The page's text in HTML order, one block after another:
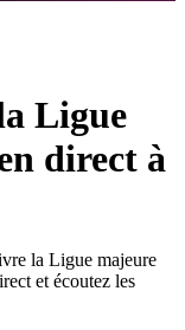
Ligue
direct à
la Ligue majeure
et écoutez les